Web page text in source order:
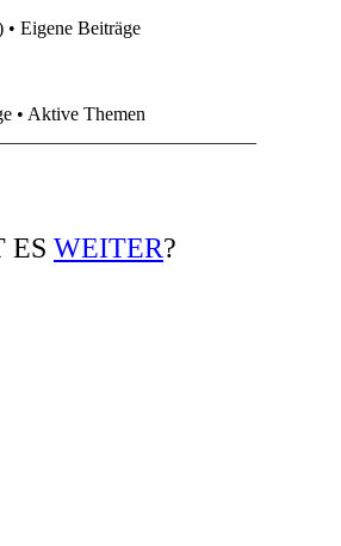
• Eigene Beiträge
• Aktive Themen
ES WEITER?